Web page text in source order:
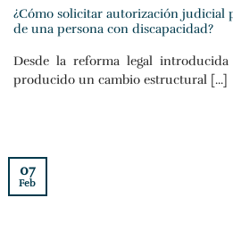
¿Cómo solicitar autorización judicial
de una persona con discapacidad?
Desde la reforma legal
producido un cambio estructural [...]
07
Feb